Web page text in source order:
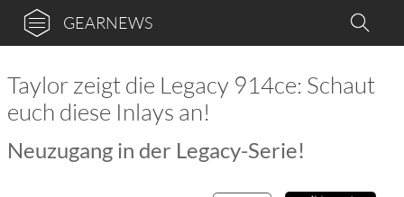
GEARNEWS
Taylor zeigt die Legacy 914ce: Schaut
euch diese Inlays an!
Neuzugang in der Legacy-Serie!